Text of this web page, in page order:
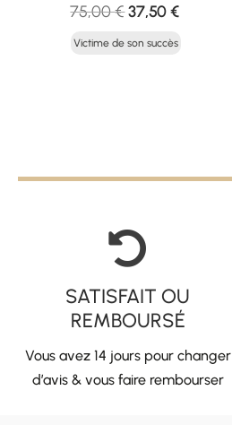
75,00€Le
37,50€Le
Victime de son succès

SATISFAIT OU
REMBOURSÉ
Vous avez 14 jours pour changer
d’avis & vous faire rembourser